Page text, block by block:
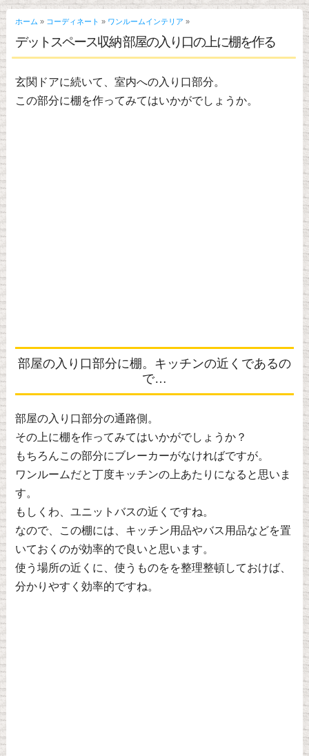
ホーム » コーディネート » ワンルームインテリア »
デットスペース収納 部屋の入り口の上に棚を作る
玄関ドアに続いて、室内への入り口部分。
この部分に棚を作ってみてはいかがでしょうか。
部屋の入り口部分に棚。キッチンの近くであるの
で…
部屋の入り口部分の通路側。
その上に棚を作ってみてはいかがでしょうか？
もちろんこの部分にブレーカーがなければですが。
ワンルームだと丁度キッチンの上あたりになると思いま
す。
もしくわ、ユニットバスの近くですね。
なので、この棚には、キッチン用品やバス用品などを置
いておくのが効率的で良いと思います。
使う場所の近くに、使うものをを整理整頓しておけば、
分かりやすく効率的ですね。